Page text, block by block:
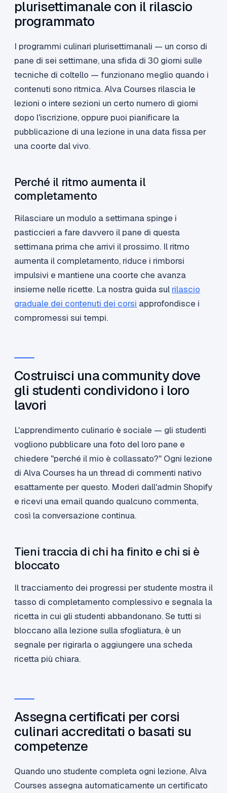
plurisettimanale con il rilascio
programmato
I programmi culinari plurisettimanali — un corso di
pane di sei settimane, una sfida di 30 giorni sulle
tecniche di coltello — funzionano meglio quando i
contenuti sono ritmica. Alva Courses rilascia le
lezioni o intere sezioni un certo numero di giorni
dopo l'iscrizione, oppure puoi pianificare la
pubblicazione di una lezione in una data fissa per
una coorte dal vivo.
Perché il ritmo aumenta il
completamento
Rilasciare un modulo a settimana spinge i
pasticcieri a fare davvero il pane di questa
settimana prima che arrivi il prossimo. Il ritmo
aumenta il completamento, riduce i rimborsi
impulsivi e mantiene una coorte che avanza
insieme nelle ricette. La nostra guida sul rilascio
graduale dei contenuti dei corsi approfondisce i
compromessi sui tempi.
Costruisci una community dove
gli studenti condividono i loro
lavori
L'apprendimento culinario è sociale — gli studenti
vogliono pubblicare una foto del loro pane e
chiedere "perché il mio è collassato?" Ogni lezione
di Alva Courses ha un thread di commenti nativo
esattamente per questo. Moderi dall'admin Shopify
e ricevi una email quando qualcuno commenta,
così la conversazione continua.
Tieni traccia di chi ha finito e chi si è
bloccato
Il tracciamento dei progressi per studente mostra il
tasso di completamento complessivo e segnala la
ricetta in cui gli studenti abbandonano. Se tutti si
bloccano alla lezione sulla sfogliatura, è un
segnale per rigirarla o aggiungere una scheda
ricetta più chiara.
Assegna certificati per corsi
culinari accreditati o basati su
competenze
Quando uno studente completa ogni lezione, Alva
Courses assegna automaticamente un certificato